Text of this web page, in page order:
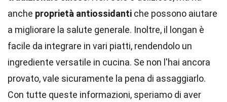
anche proprietà antiossidanti che possono aiutare
a migliorare la salute generale. Inoltre, il longan è
facile da integrare in vari piatti, rendendolo un
ingrediente versatile in cucina. Se non l'hai ancora
provato, vale sicuramente la pena di assaggiarlo.
Con tutte queste informazioni, speriamo di aver